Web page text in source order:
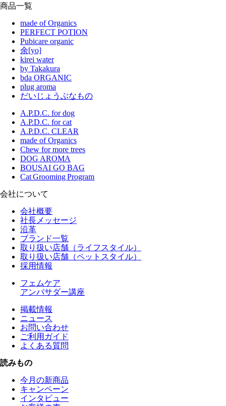
商品一覧
made of Organics
PERFECT POTION
Pubicare organic
余[yo]
kirei water
by Takakura
bda ORGANIC
plug aroma
だいじょうぶなもの
A.P.D.C. for dog
A.P.D.C. for cat
A.P.D.C. CLEAR
made of Organics
Chew for more trees
DOG AROMA
BOUSAI GO BAG
Cat Grooming Program
会社について
会社概要
社長メッセージ
沿革
ブランド一覧
取り扱い店舗（ライフスタイル）
取り扱い店舗（ペットスタイル）
採用情報
フェムケア
アンバサダー講座
掲載情報
ニュース
お問い合わせ
ご利用ガイド
よくある質問
読みもの
今月の新商品
キャンペーン
インタビュー